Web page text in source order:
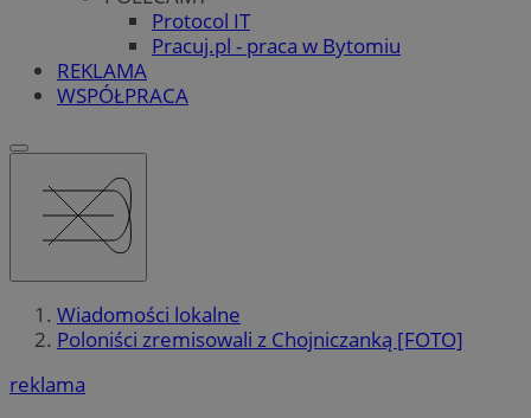
Protocol IT
Pracuj.pl - praca w Bytomiu
REKLAMA
WSPÓŁPRACA
Wiadomości lokalne
Poloniści zremisowali z Chojniczanką [FOTO]
reklama